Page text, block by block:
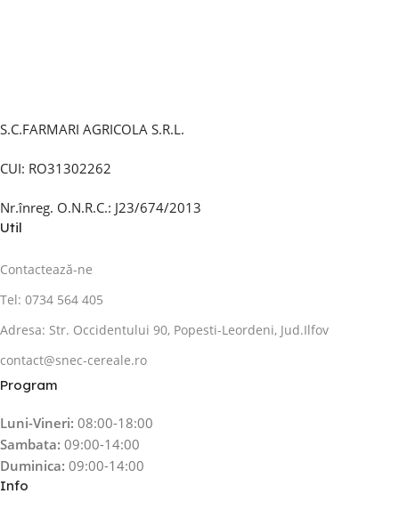
S.C.FARMARI AGRICOLA S.R.L.
CUI: RO31302262
Nr.înreg. O.N.R.C.: J23/674/2013
Util
Contactează-ne
Tel: 0734 564 405
Adresa: Str. Occidentului 90, Popesti-Leordeni, Jud.Ilfov
contact@snec-cereale.ro
Program
Luni-Vineri: 08:00-18:00
Sambata: 09:00-14:00
Duminica: 09:00-14:00
Info